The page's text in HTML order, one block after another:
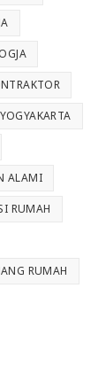
ALAMI
RUMAH
RUMAH